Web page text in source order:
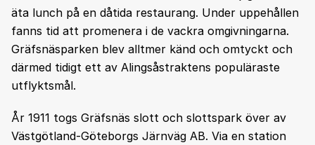
äta lunch på en dåtida restaurang. Under uppehållen
fanns tid att promenera i de vackra omgivningarna.
Gräfsnäsparken blev alltmer känd och omtyckt och
därmed tidigt ett av Alingsåstraktens populäraste
utflyktsmål.
År 1911 togs Gräfsnäs slott och slottspark över av
Västgötland-Göteborgs Järnväg AB. Via en station